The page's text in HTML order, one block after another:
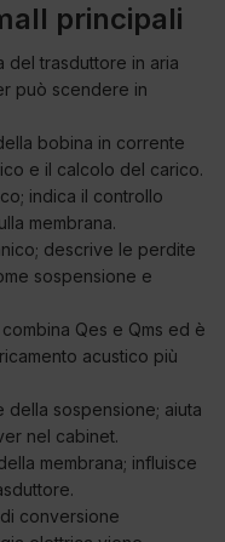
principali
del trasduttore in aria
può scendere in
bobina in corrente
e il calcolo del carico.
indica il controllo
membrana.
descrive le perdite
sospensione e
Qes e Qms ed è
acustico più
della sospensione; aiuta
nel cabinet.
membrana; influisce
conversione